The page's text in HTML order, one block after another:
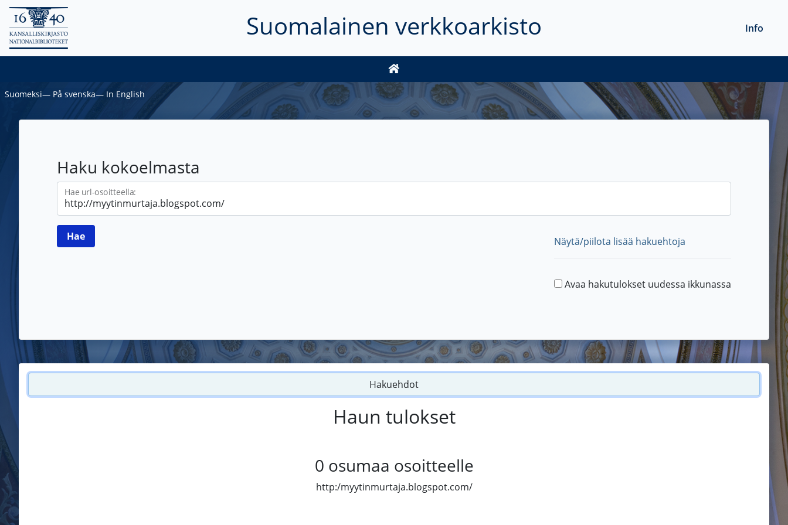
Suomalainen verkkoarkisto Info
Suomeksi― På svenska― In English
Haku kokoelmasta
Hae url-osoitteella:
Näytä/piilota lisää hakuehtoja
Avaa hakutulokset uudessa ikkunassa
Hakuehdot
Haun tulokset
0 osumaa osoitteelle
http:/myytinmurtaja.blogspot.com/